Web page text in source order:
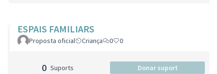
ESPAIS FAMILIARS
Proposta oficial Criança 0 0
0 Suports Donar suport